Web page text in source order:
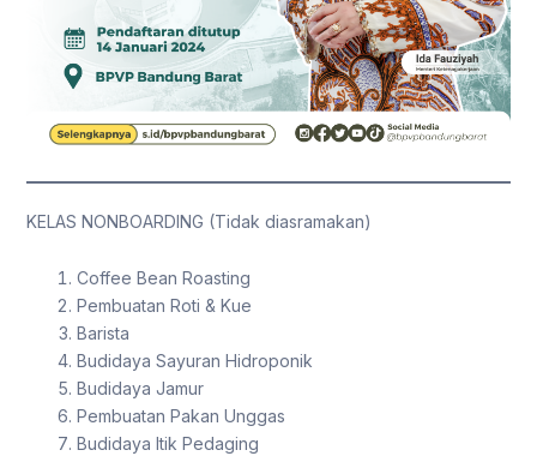
KELAS NONBOARDING (Tidak diasramakan)
Coffee Bean Roasting
Pembuatan Roti & Kue
Barista
Budidaya Sayuran Hidroponik
Budidaya Jamur
Pembuatan Pakan Unggas
Budidaya Itik Pedaging